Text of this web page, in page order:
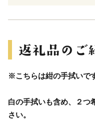
※こちらは紺の手拭いで
白の手拭いも含め、２つ
さい。